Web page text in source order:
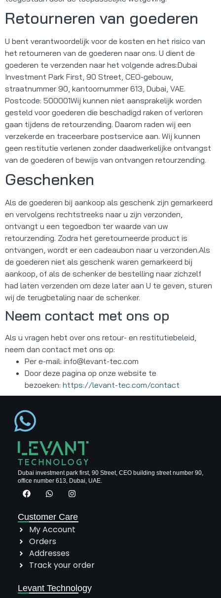
Retourneren van goederen
U bent verantwoordelijk voor de kosten en het risico van
het retourneren van de goederen naar ons. U dient de
goederen te verzenden naar het volgende adres:Dubai
Investment Park First, 90 Street, CEO-gebouw,
straatnummer 90, kantoornummer 613, Dubai, VAE.
Postcode: 500001Wij kunnen niet aansprakelijk worden
gesteld voor goederen die beschadigd raken of verloren
gaan tijdens de retourzending. Daarom raden wij een
verzekerde en traceerbare postservice aan. Wij kunnen
geen restitutie verlenen zonder daadwerkelijke ontvangst
van de goederen of bewijs van ontvangen retourzending.
Geschenken
Als de goederen bij aankoop als geschenk zijn gemarkeerd
en vervolgens rechtstreeks naar u zijn verzonden,
ontvangt u een tegoedbon ter waarde van uw
retourzending. Zodra het geretourneerde product is
ontvangen, wordt er een cadeaubon naar u verzonden.Als
de goederen niet als geschenk waren gemarkeerd bij
aankoop, of als de schenker de bestelling naar zichzelf
had laten verzenden om deze later aan U te geven, sturen
wij de terugbetaling naar de schenker.
Neem contact met ons op
Als u vragen hebt over ons retour- en restitutiebeleid,
neem dan contact met ons op:
Per e-mail: info@levant-tec.com
Door deze pagina op onze website te
bezoeken: https://levant-tec.com/contact
Dubai investment park first, 90 Street, CEO building street number 90,
office number 613, Dubai, UAE.
Customer Care
My Account
Orders
Addresses
Track your order
Levant Technology